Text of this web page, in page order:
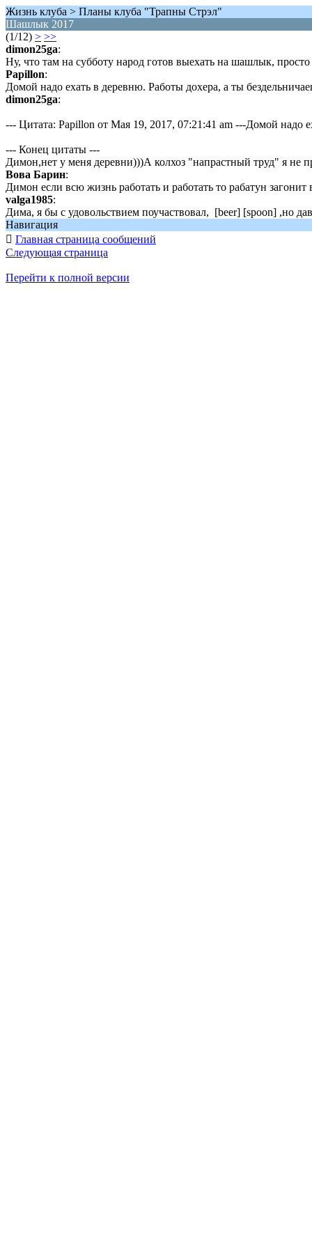
Жизнь клуба > Планы клуба "Трапны Стрэл"
Шашлык 2017
(1/12) > >>
dimon25ga:
Ну, что там на субботу народ готов выехать на шашлык,
Papillon:
Домой надо ехать в деревню. Работы дохера, а ты
dimon25ga:
--- Цитата: Papillon от Мая 19, 2017, 07:21:41 am ---Домой надо
--- Конец цитаты ---
Димон,нет у меня деревни)))А колхоз "напрастный труд" я не
Вова Барин:
Димон если всю жизнь работать и работать то рабатун
valga1985:
Дима, я бы с удовольствием поучаствовал, [beer] [spoon] ,но
Навигация
 Главная страница сообщений
Следующая страница
Перейти к полной версии